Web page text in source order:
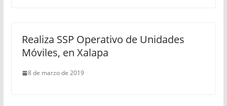
Realiza SSP Operativo de Unidades
Móviles, en Xalapa
8 de marzo de 2019